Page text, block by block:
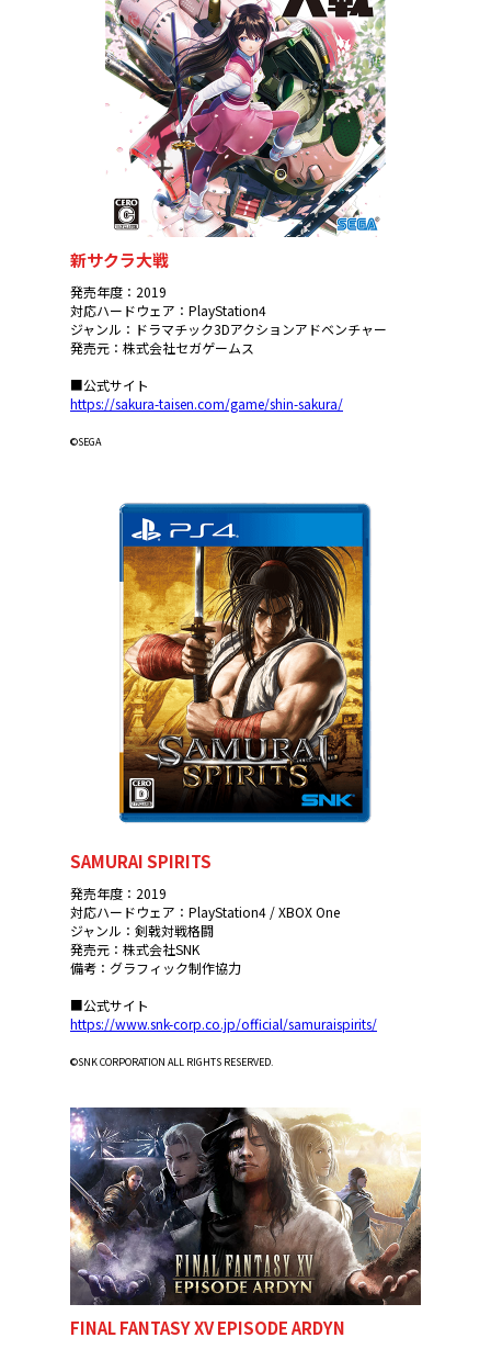
新サクラ大戦
発売年度：2019
対応ハードウェア：PlayStation4
ジャンル：ドラマチック3Dアクションアドベンチャー
発売元：株式会社セガゲームス
■公式サイト
https://sakura-taisen.com/game/shin-sakura/
©SEGA
SAMURAI SPIRITS
発売年度：2019
対応ハードウェア：PlayStation4 / XBOX One
ジャンル：剣戟対戦格闘
発売元：株式会社SNK
備考：グラフィック制作協力
■公式サイト
https://www.snk-corp.co.jp/official/samuraispirits/
©SNK CORPORATION ALL RIGHTS RESERVED.
FINAL FANTASY XV EPISODE ARDYN